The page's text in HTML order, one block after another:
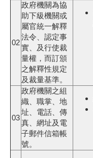
02
政府機關為協
助下級機關或
屬官統一解釋
法令、認定事
實、及行使裁
量權，而訂頒
之解釋性規定
及裁量基準。
03
政府機關之組
織、職掌、地
址、電話、傳
真、網址及電
子郵件信箱帳
號。